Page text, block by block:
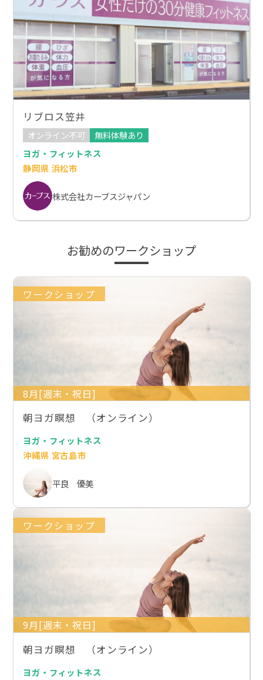
リブロス笠井
オンライン不可
無料体験あり
ヨガ・フィットネス
静岡県 浜松市
株式会社カーブスジャパン
お勧めのワークショップ
ワークショップ
8月[週末・祝日]
朝ヨガ瞑想 （オンライン）
ヨガ・フィットネス
沖縄県 宮古島市
平良 優美
ワークショップ
9月[週末・祝日]
朝ヨガ瞑想 （オンライン）
ヨガ・フィットネス